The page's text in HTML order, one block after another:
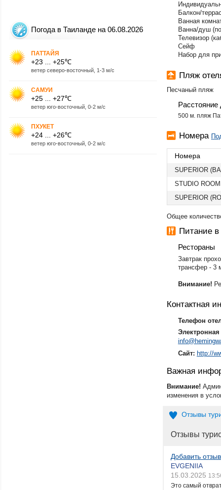
Погода в Таиланде на 06.08.2026
ПАТТАЙЯ
+23 ... +25℃
ветер северо-восточный, 1-3 м/с
САМУИ
+25 ... +27℃
ветер юго-восточный, 0-2 м/с
ПХУКЕТ
+24 ... +26℃
ветер юго-восточный, 0-2 м/с
Балкон/
Ванная
Ванна/душ
Телевизор
Сейф
Набор для
Пляж
Песчаный пляж
500 м. пляж
Номера
Номера
SUPERIOR
STUDIO ROOM
SUPERIOR
Общее
Питание
Рестораны
Завтрак
трансфер - 3
Внимание!
Контактная
Телефон
Электронная
Сайт: http://
Важная
Внимание!
изменения в
Отзывы
Отзывы
Добавить отзыв
EVGENIIA
15.03.2025
Это самый